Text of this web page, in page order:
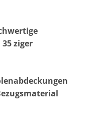
ziger